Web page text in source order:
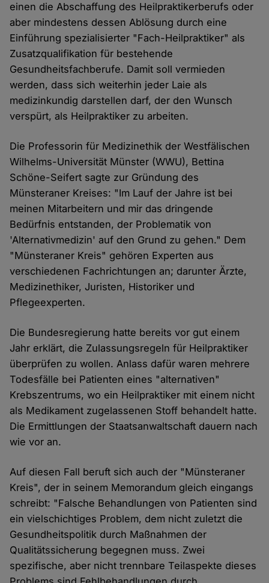
einen die Abschaffung des Heilpraktikerberufs oder
aber mindestens dessen Ablösung durch eine
Einführung spezialisierter "Fach-Heilpraktiker" als
Zusatzqualifikation für bestehende
Gesundheitsfachberufe. Damit soll vermieden
werden, dass sich weiterhin jeder Laie als
medizinkundig darstellen darf, der den Wunsch
verspürt, als Heilpraktiker zu arbeiten.
Die Professorin für Medizinethik der Westfälischen
Wilhelms-Universität Münster (WWU), Bettina
Schöne-Seifert sagte zur Gründung des
Münsteraner Kreises: "Im Lauf der Jahre ist bei
meinen Mitarbeitern und mir das dringende
Bedürfnis entstanden, der Problematik von
'Alternativmedizin' auf den Grund zu gehen." Dem
"Münsteraner Kreis" gehören Experten aus
verschiedenen Fachrichtungen an; darunter Ärzte,
Medizinethiker, Juristen, Historiker und
Pflegeexperten.
Die Bundesregierung hatte bereits vor gut einem
Jahr erklärt, die Zulassungsregeln für Heilpraktiker
überprüfen zu wollen. Anlass dafür waren mehrere
Todesfälle bei Patienten eines "alternativen"
Krebszentrums, wo ein Heilpraktiker mit einem nicht
als Medikament zugelassenen Stoff behandelt hatte.
Die Ermittlungen der Staatsanwaltschaft dauern nach
wie vor an.
Auf diesen Fall beruft sich auch der "Münsteraner
Kreis", der in seinem Memorandum gleich eingangs
schreibt: "Falsche Behandlungen von Patienten sind
ein vielschichtiges Problem, dem nicht zuletzt die
Gesundheitspolitik durch Maßnahmen der
Qualitätssicherung begegnen muss. Zwei
spezifische, aber nicht trennbare Teilaspekte dieses